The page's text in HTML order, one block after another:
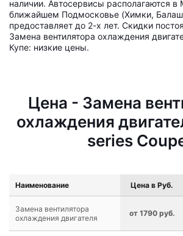
наличии. Автосервисы располагаются в
ближайшем Подмосковье (Химки,
предоставляет до 2-х лет. Скидки
Замена вентилятора охлаждения
Купе: низкие цены.
Цена - Замена
охлаждения
series
Наименование Цена в Руб.
Замена вентилятора
охлаждения двигателя
от 1790 руб.